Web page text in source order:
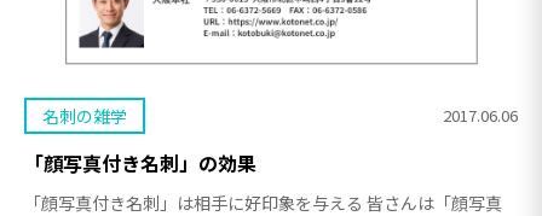
名刺の雑学 2017.06.06
「顔写真付き名刺」の効果
「顔写真付き名刺」は相手に好印象を与える 皆さんは「顔写真